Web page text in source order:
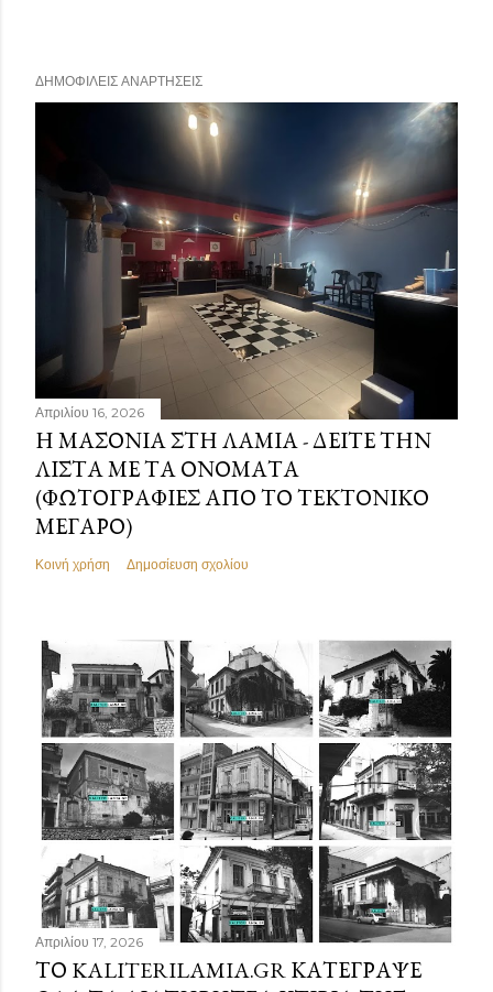
ΔΗΜΟΦΙΛΕΊΣ ΑΝΑΡΤΉΣΕΙΣ
Απριλίου 16, 2026
Η ΜΑΣΟΝΊΑ ΣΤΗ ΛΑΜΊΑ - ΔΕΊΤΕ ΤΗΝ
ΛΊΣΤΑ ΜΕ ΤΑ ΟΝΌΜΑΤΑ
(ΦΩΤΟΓΡΑΦΊΕΣ ΑΠΌ ΤΟ ΤΕΚΤΟΝΙΚΌ
ΜΈΓΑΡΟ)
Κοινή χρήση Δημοσίευση σχολίου
Απριλίου 17, 2026
ΤΟ KALITERILAMIA.GR ΚΑΤΈΓΡΑΨΕ